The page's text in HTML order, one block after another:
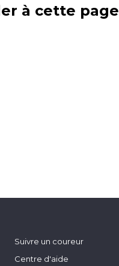
à cette page
Suivre un coureur
Centre d'aide